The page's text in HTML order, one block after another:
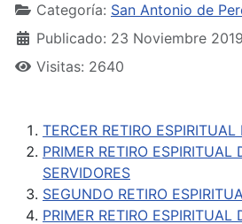
Categoría: San Antonio de
Publicado: 23 Noviembre 2019
Visitas: 2640
TERCER RETIRO
PRIMER RETIRO ESPIRITUAL
SERVIDORES
SEGUNDO RETIRO
PRIMER RETIRO ESPIRITUAL